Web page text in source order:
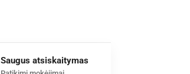
Saugus atsiskaitymas